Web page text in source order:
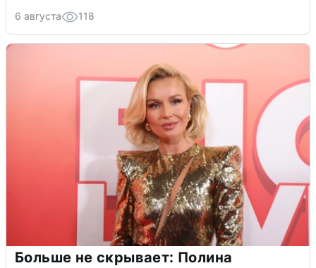
6 августа 118
Больше не скрывает: Полина